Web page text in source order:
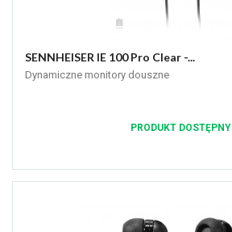
SENNHEISER IE 100 Pro Clear -...
Dynamiczne monitory douszne
PRODUKT DOSTĘPNY